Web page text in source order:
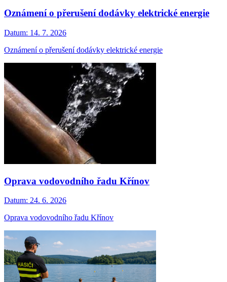
Oznámení o přerušení dodávky elektrické energie
Datum: 14. 7. 2026
Oznámení o přerušení dodávky elektrické energie
Oprava vodovodního řadu Křínov
Datum: 24. 6. 2026
Oprava vodovodního řadu Křínov